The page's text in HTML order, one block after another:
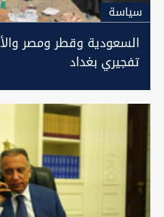
سیاسة
السعودية وقطر ومصر
تفجيري بغداد